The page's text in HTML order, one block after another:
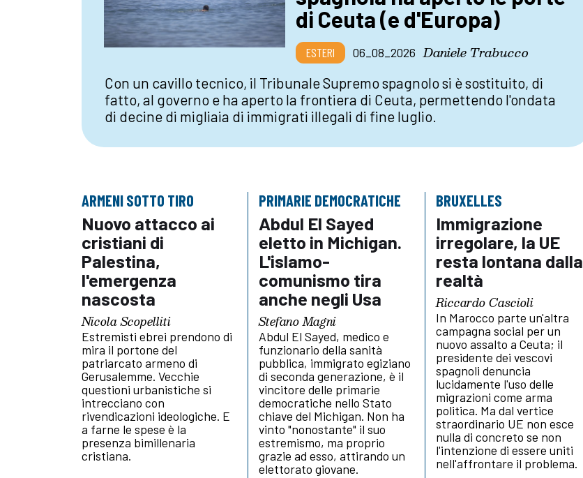
di Ceuta (e d'Europa)
ESTERI 06_08_2026 Daniele Trabucco
Con un cavillo tecnico, il Tribunale Supremo spagnolo si è sostituito, di
fatto, al governo e ha aperto la frontiera di Ceuta, permettendo l'ondata
di decine di migliaia di immigrati illegali di fine luglio.
ARMENI SOTTO TIRO
Nuovo attacco ai
cristiani di
Palestina,
l'emergenza
nascosta
Nicola Scopelliti
Estremisti ebrei prendono di
mira il portone del
patriarcato armeno di
Gerusalemme. Vecchie
questioni urbanistiche si
intrecciano con
rivendicazioni ideologiche. E
a farne le spese è la
presenza bimillenaria
cristiana.
PRIMARIE DEMOCRATICHE
Abdul El Sayed
eletto in Michigan.
L'islamo-
comunismo tira
anche negli Usa
Stefano Magni
Abdul El Sayed, medico e
funzionario della sanità
pubblica, immigrato egiziano
di seconda generazione, è il
vincitore delle primarie
democratiche nello Stato
chiave del Michigan. Non ha
vinto "nonostante" il suo
estremismo, ma proprio
grazie ad esso, attirando un
elettorato giovane.
BRUXELLES
Immigrazione
irregolare, la UE
resta lontana dalla
realtà
Riccardo Cascioli
In Marocco parte un'altra
campagna social per un
nuovo assalto a Ceuta; il
presidente dei vescovi
spagnoli denuncia
lucidamente l'uso delle
migrazioni come arma
politica. Ma dal vertice
straordinario UE non esce
nulla di concreto se non
l'intenzione di essere uniti
nell'affrontare il problema.